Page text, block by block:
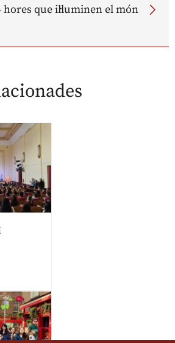
hores que il·luminen el món